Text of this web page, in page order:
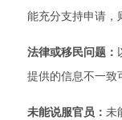
能充分支持申请，
法律或移民问题：
提供的信息不一致
未能说服官员： 未